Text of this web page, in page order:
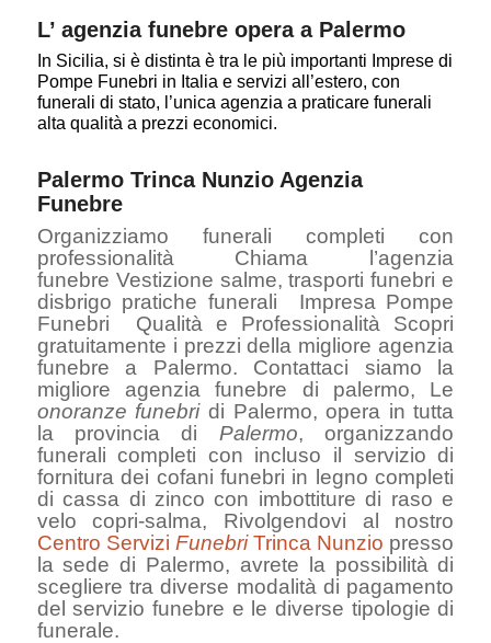
L’ agenzia funebre opera a Palermo
In Sicilia, si è distinta è tra le più importanti Imprese di
Pompe Funebri in Italia e servizi all’estero, con
funerali di stato, l’unica agenzia a praticare funerali
alta qualità a prezzi economici.
Palermo Trinca Nunzio Agenzia
Funebre
Organizziamo funerali completi con
professionalità Chiama l’agenzia
funebre Vestizione salme, trasporti funebri e
disbrigo pratiche funerali Impresa Pompe
Funebri Qualità e Professionalità Scopri
gratuitamente i prezzi della migliore agenzia
funebre a Palermo. Contattaci siamo la
migliore agenzia funebre di palermo, Le
onoranze funebridi Palermo, opera in tutta
la provincia di Palermo, organizzando
funerali completi con incluso il servizio di
fornitura dei cofani funebri in legno completi
di cassa di zinco con imbottiture di raso e
velo copri-salma, Rivolgendovi al nostro
Centro Servizi FunebriTrinca Nunzio presso
la sede di Palermo, avrete la possibilità di
scegliere tra diverse modalità di pagamento
del servizio funebre e le diverse tipologie di
funerale.